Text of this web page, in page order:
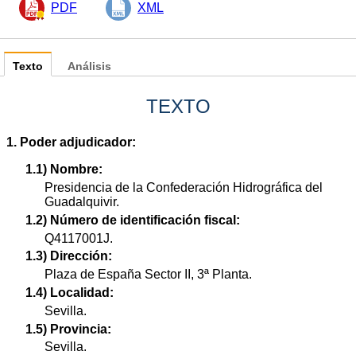
PDF XML
Texto
TEXTO
1. Poder adjudicador:
1.1) Nombre:
Presidencia de la Confederación Hidrográfica del
Guadalquivir.
1.2) Número de identificación fiscal:
Q4117001J.
1.3) Dirección:
Plaza de España Sector II, 3ª Planta.
1.4) Localidad:
Sevilla.
1.5) Provincia:
Sevilla.
Análisis